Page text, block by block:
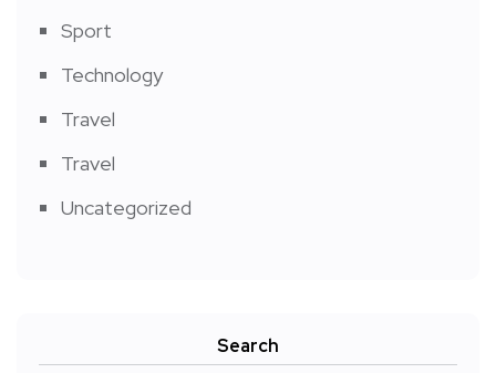
Sport
Technology
Travel
Travel
Uncategorized
Search